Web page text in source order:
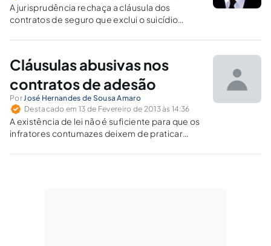
A jurisprudência rechaça a cláusula dos
contratos de seguro que exclui o suicídio
prêmio ao beneficiário, conforme os ditames
frágil.
Cláusulas abusivas nos
contratos de adesão
PorJosé Hernandes de Sousa Amaro
Destacado em 13 de Fevereiro de 2013 às 14:36
A existência de lei não é suficiente para que os
infratores contumazes deixem de praticar
prejuízos para o consumidor